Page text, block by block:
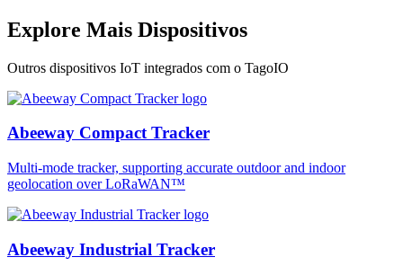
Explore Mais Dispositivos
Outros dispositivos IoT integrados com o TagoIO
Abeeway Compact Tracker
Multi-mode tracker, supporting accurate outdoor and indoor
geolocation over LoRaWAN™
Abeeway Industrial Tracker